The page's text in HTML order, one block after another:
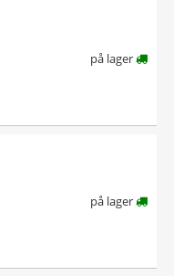
på lager
på lager